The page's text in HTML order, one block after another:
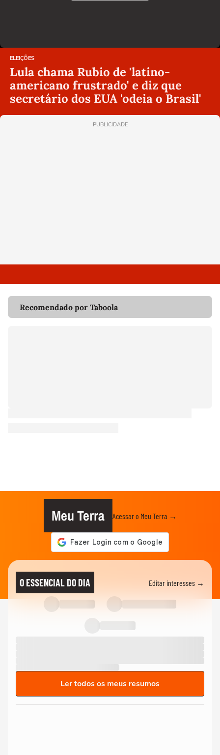
ELEIÇÕES
Lula chama Rubio de 'latino-
americano frustrado' e diz que
secretário dos EUA 'odeia o Brasil'
PUBLICIDADE
Recomendado por Taboola
Meu Terra Acessar o Meu Terra →
O ESSENCIAL DO DIA Editar interesses →
Ler todos os meus resumos